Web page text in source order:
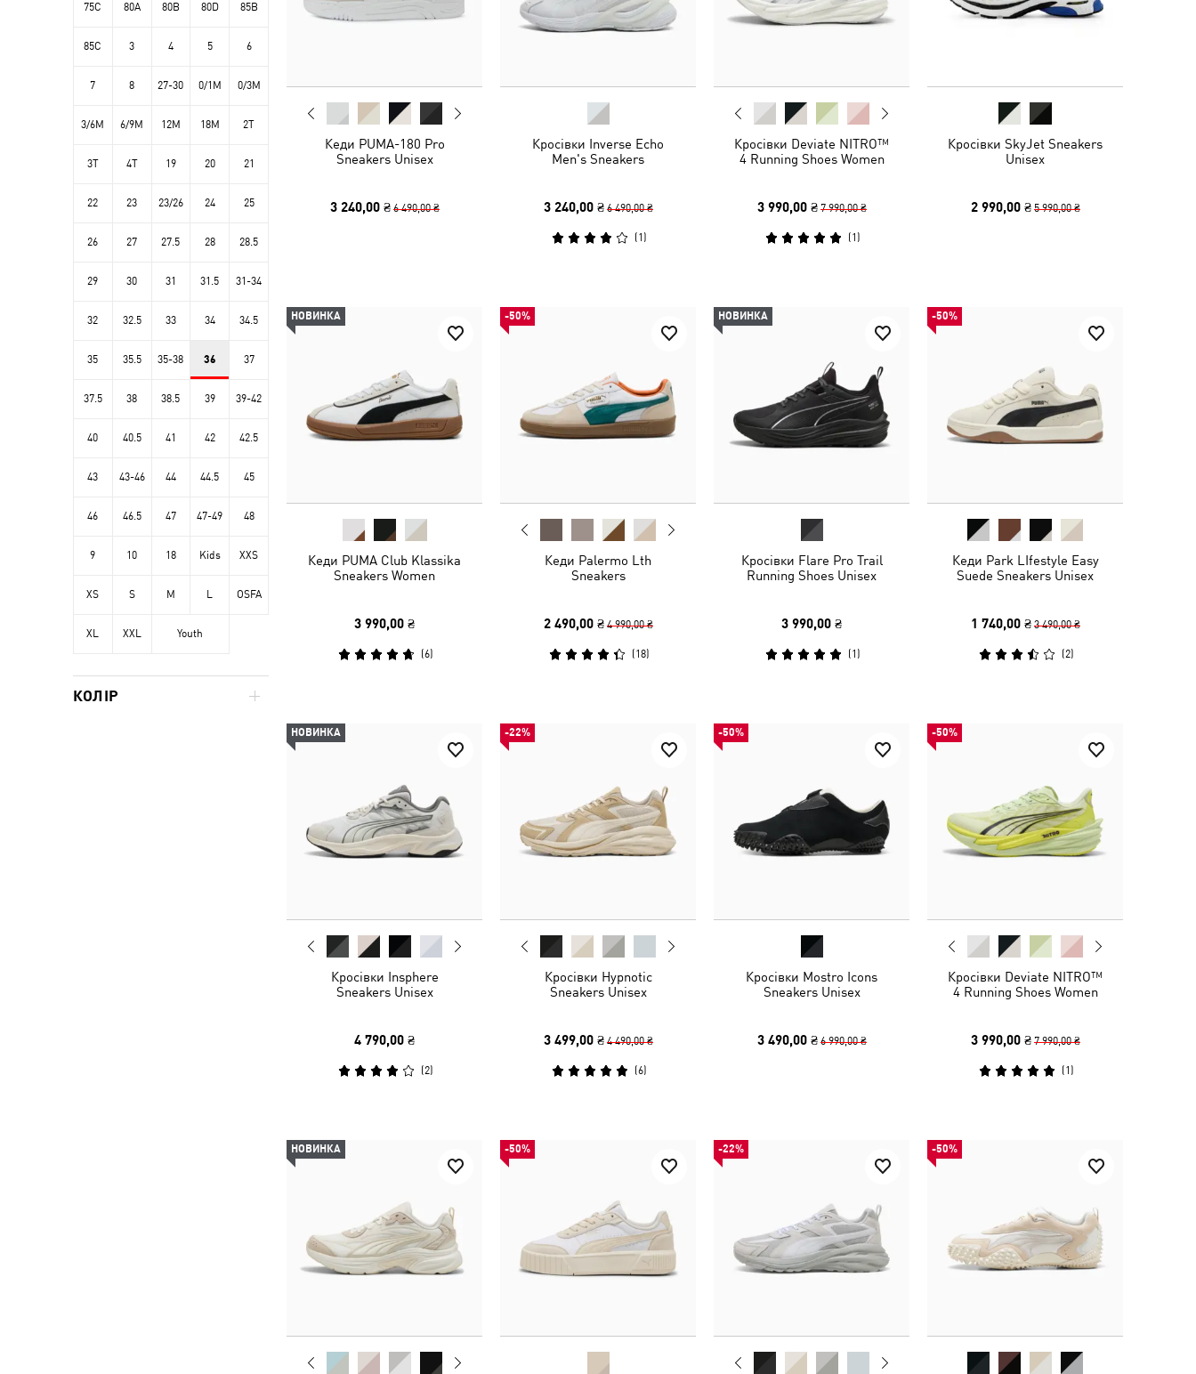
Кеди PUMA-180 Pro
Sneakers Unisex
3 240,00 ₴ 6 490,00 ₴
Кросівки Inverse Echo
Men's Sneakers
3 240,00 ₴ 6 490,00 ₴
(1 )
Кросівки Deviate NITRO™
4 Running Shoes Women
3 990,00 ₴ 7 990,00 ₴
(1 )
Кросівки SkyJet Sneakers
Unisex
2 990,00 ₴ 5 990,00 ₴
НОВИНКА
Кеди PUMA Club Klassika
Sneakers Women
3 990,00 ₴
(6)
-50%
Кеди Palermo Lth
Sneakers
2 490,00 ₴ 4 990,00 ₴
(18)
НОВИНКА
Кросівки Flare Pro Trail
Running Shoes Unisex
3 990,00 ₴
(1 )
-50%
Кеди Park LIfestyle Easy
Suede Sneakers Unisex
1 740,00 ₴ 3 490,00 ₴
(2)
НОВИНКА
Кросівки Insphere
Sneakers Unisex
4 790,00 ₴
(2)
-22%
Кросівки Hypnotic
Sneakers Unisex
3 499,00 ₴ 4 490,00 ₴
(6)
-50%
Кросівки Mostro Icons
Sneakers Unisex
3 490,00 ₴ 6 990,00 ₴
-50%
Кросівки Deviate NITRO™
4 Running Shoes Women
3 990,00 ₴ 7 990,00 ₴
(1 )
НОВИНКА -50% -22% -50%
75C 80A 80B 80D 85B
85C 3 4 5 6
7 8 27-30 0/1M 0/3M
3/6M 6/9M 12M 18M 2T
3T 4T 19 20 21
22 23 23/26 24 25
26 27 27.5 28 28.5
29 30 31 31.5 31-34
32 32.5 33 34 34.5
35 35.5 35-38 36 37
37.5 38 38.5 39 39-42
40 40.5 41 42 42.5
43 43-46 44 44.5 45
46 46.5 47 47-49 48
9 10 18 Kids XXS
XS S M L OSFA
XL XXL Youth
КОЛІР